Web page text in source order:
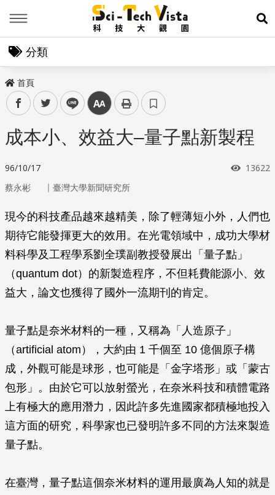
展
分類
首頁
facebooktwitter line 中
成本小、效益大–量子點新製程
96/10/17 瀏覽次
13622
蔡永彬 ｜ 臺灣大學新聞研究所
現今的科技產品越來越精美，除了輕薄短小外，人們也
期待它能發揮更大的效用。在光電領域中，成功大學材
料科學及工程學系劉全璞副教授發展出「量子點」
（quantum dot）的新製造程序，不但耗費能源小、效
益大，論文也獲得了國外一流期刊的肯定。
量子點是奈米材料的一種，又稱為「人造原子」
（artificial atom），大約由 1 千個至 10 億個原子構
成，外觀可能是球形，也可能是「金字塔形」或「蒙古
包形」。由於它可以放射螢光，在奈米科技和積體電路
上有極大的應用潛力，因此許多先進國家都積極地投入
這方面的研究，科學家也已發明許多不同的方法來製造
量子點。
在臺灣，量子點這個奈米材料的運用最廣為人知的就是